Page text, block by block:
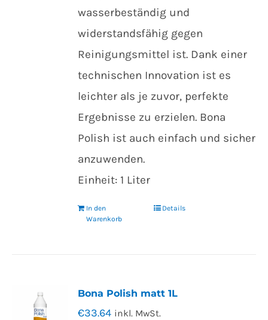
wasserbeständig und
widerstandsfähig gegen
Reinigungsmittel ist. Dank einer
technischen Innovation ist es
leichter als je zuvor, perfekte
Ergebnisse zu erzielen. Bona
Polish ist auch einfach und sicher
anzuwenden.
Einheit: 1 Liter
In den
Warenkorb
Details
Bona Polish matt 1L
€33.64 inkl. MwSt.